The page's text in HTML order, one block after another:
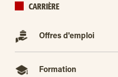
CARRIÈRE
Offres d'emploi
Formation